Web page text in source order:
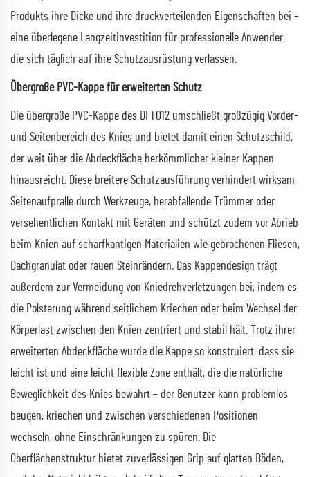
Produkts ihre Dicke und ihre druckverteilenden Eigenschaften bei –
eine überlegene Langzeitinvestition für professionelle Anwender,
die sich täglich auf ihre Schutzausrüstung verlassen.
Übergroße PVC-Kappe für erweiterten Schutz
Die übergroße PVC-Kappe des DFT012 umschließt großzügig Vorder-
und Seitenbereich des Knies und bietet damit einen Schutzschild,
der weit über die Abdeckfläche herkömmlicher kleiner Kappen
hinausreicht. Diese breitere Schutzausführung verhindert wirksam
Seitenaufpralle durch Werkzeuge, herabfallende Trümmer oder
versehentlichen Kontakt mit Geräten und schützt zudem vor Abrieb
beim Knien auf scharfkantigen Materialien wie gebrochenen Fliesen,
Dachgranulat oder rauen Steinrändern. Das Kappendesign trägt
außerdem zur Vermeidung von Kniedrehverletzungen bei, indem es
die Polsterung während seitlichem Kriechen oder beim Wechsel der
Körperlast zwischen den Knien zentriert und stabil hält. Trotz ihrer
erweiterten Abdeckfläche wurde die Kappe so konstruiert, dass sie
leicht ist und eine leicht flexible Zone enthält, die die natürliche
Beweglichkeit des Knies bewahrt – der Benutzer kann problemlos
beugen, kriechen und zwischen verschiedenen Positionen
wechseln, ohne Einschränkungen zu spüren. Die
Oberflächenstruktur bietet zuverlässigen Grip auf glatten Böden,